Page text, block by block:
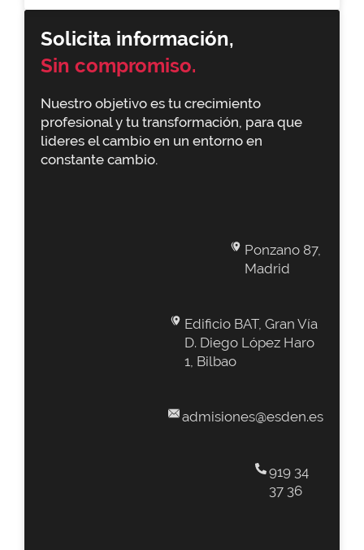
Solicita información,
Sin compromiso.
Nuestro objetivo es tu crecimiento
profesional y tu transformación, para que
lideres el cambio en un entorno en
constante cambio.
Ponzano 87,
Madrid
Edificio BAT, Gran Vía
D. Diego López Haro
1, Bilbao
admisiones@esden.es
919 34
37 36